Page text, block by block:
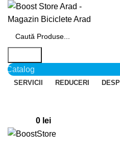
Catalog
SERVICII REDUCERI
0 lei